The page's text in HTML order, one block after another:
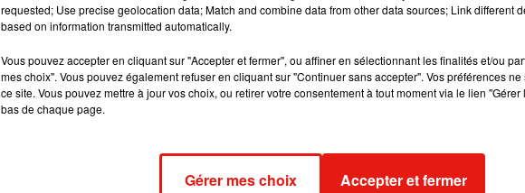
requested; Use precise geolocation data; Match and combine data from other data sources; Link different
based on information transmitted automatically.
Vous pouvez accepter en cliquant sur "Accepter et fermer", ou affiner en sélectionnant les finalités et/ou
mes choix". Vous pouvez également refuser en cliquant sur "Continuer sans accepter". Vos préférences
ce site. Vous pouvez mettre à jour vos choix, ou retirer votre consentement à tout moment via le lien
bas de chaque page.
Gérer mes choix Accepter et fermer